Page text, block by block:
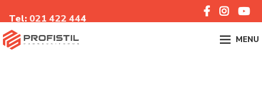
Tel: 021 422 444
MENU